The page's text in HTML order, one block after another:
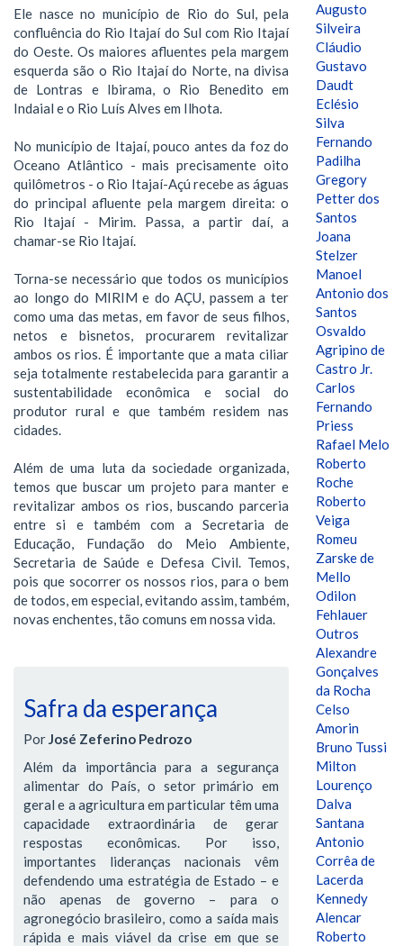
Ele nasce no município de Rio do Sul, pela
confluência do Rio Itajaí do Sul com Rio Itajaí
do Oeste. Os maiores afluentes pela margem
esquerda são o Rio Itajaí do Norte, na divisa
de Lontras e Ibirama, o Rio Benedito em
Indaial e o Rio Luís Alves em Ilhota.
No município de Itajaí, pouco antes da foz do
Oceano Atlântico - mais precisamente oito
quilômetros - o Rio Itajaí-Açú recebe as águas
do principal afluente pela margem direita: o
Rio Itajaí - Mirim. Passa, a partir daí, a
chamar-se Rio Itajaí.
Torna-se necessário que todos os municípios
ao longo do MIRIM e do AÇU, passem a ter
como uma das metas, em favor de seus filhos,
netos e bisnetos, procurarem revitalizar
ambos os rios. É importante que a mata ciliar
seja totalmente restabelecida para garantir a
sustentabilidade econômica e social do
produtor rural e que também residem nas
cidades.
Além de uma luta da sociedade organizada,
temos que buscar um projeto para manter e
revitalizar ambos os rios, buscando parceria
entre si e também com a Secretaria de
Educação, Fundação do Meio Ambiente,
Secretaria de Saúde e Defesa Civil. Temos,
pois que socorrer os nossos rios, para o bem
de todos, em especial, evitando assim, também,
novas enchentes, tão comuns em nossa vida.
Safra da esperança
PorJosé Zeferino Pedrozo
Além da importância para a segurança
alimentar do País, o setor primário em
geral e a agricultura em particular têm uma
capacidade extraordinária de gerar
respostas econômicas. Por isso,
importantes lideranças nacionais vêm
defendendo uma estratégia de Estado – e
não apenas de governo – para o
agronegócio brasileiro, como a saída mais
rápida e mais viável da crise em que se
Augusto
Silveira
Cláudio
Gustavo
Daudt
Eclésio
Silva
Fernando
Padilha
Gregory
Petter dos
Santos
Joana
Stelzer
Manoel
Antonio dos
Santos
Osvaldo
Agripino de
Castro Jr.
Carlos
Fernando
Priess
Rafael Melo
Roberto
Roche
Roberto
Veiga
Romeu
Zarske de
Mello
Odilon
Fehlauer
Outros
Alexandre
Gonçalves
da Rocha
Celso
Amorin
Bruno Tussi
Milton
Lourenço
Dalva
Santana
Antonio
Corrêa de
Lacerda
Kennedy
Alencar
Roberto